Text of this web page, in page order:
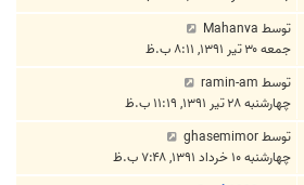
توسط Mahanva
جمعه ۳۰ تیر ۱۳۹۱, ۸:۱۱ ب.ظ
توسط ramin-am
چهارشنبه ۲۸ تیر ۱۳۹۱, ۱۱:۱۹ ب.ظ
توسطghasemimor
چهارشنبه ۱۰ خرداد ۱۳۹۱, ۷:۴۸ ب.ظ